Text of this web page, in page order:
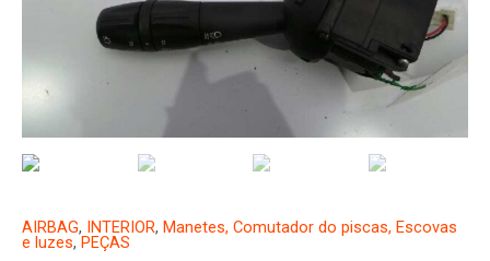
AIRBAG, INTERIOR, Manetes, Comutador do piscas, Escovas
e luzes, PEÇAS